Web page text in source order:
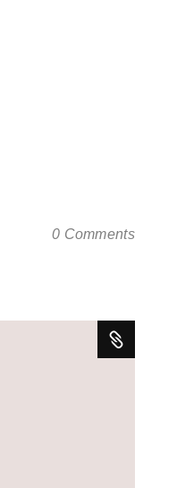
0 Comments